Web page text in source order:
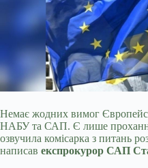
Немає жодних вимог
НАБУ та САП. Є лише прохання
озвучила комісарка з питань
написав експрокурор САП